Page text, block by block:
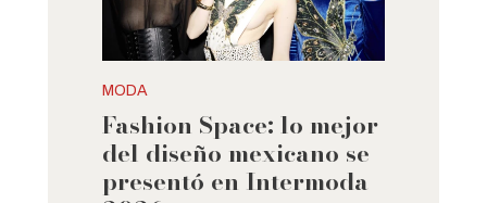
MODA
Fashion Space: lo mejor
del diseño mexicano se
presentó en Intermoda